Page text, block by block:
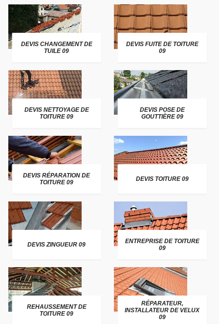
DEVIS CHANGEMENT DE
TUILE 09
DEVIS FUITE DE TOITURE
09
DEVIS NETTOYAGE DE
TOITURE 09
DEVIS POSE DE
GOUTTIÈRE 09
DEVIS RÉPARATION DE
TOITURE 09
DEVIS TOITURE 09
DEVIS ZINGUEUR 09
ENTREPRISE DE TOITURE
09
REHAUSSEMENT DE
TOITURE 09
RÉPARATEUR,
INSTALLATEUR DE VELUX
09